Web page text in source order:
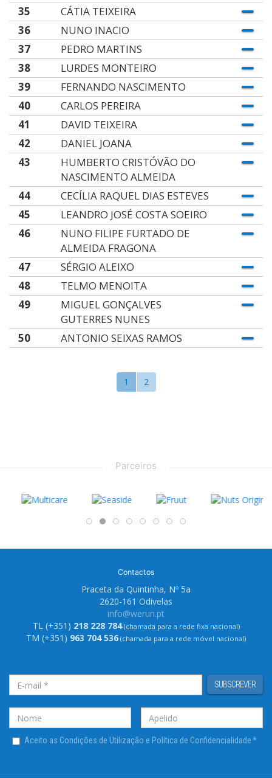
35
CÁTIA TEIXEIRA
36
NUNO INACIO
37
PEDRO MARTINS
38
LURDES MONTEIRO
39
FERNANDO NASCIMENTO
40
CARLOS PEREIRA
41
DAVID TEIXEIRA
42
DANIEL JOANA
43
HUMBERTO CRISTÓVÃO DO
NASCIMENTO ALMEIDA
44
CECÍLIA RAQUEL DIAS ESTEVES
45
LEANDRO JOSÉ COSTA SOEIRO
46
NUNO FILIPE FURTADO DE
ALMEIDA FRAGONA
47
SÉRGIO ALEIXO
48
TELMO MENOITA
49
MIGUEL GONÇALVES
GUTERRES NUNES
50
ANTONIO SEIXAS RAMOS
1 2
Parceiros
Contactos
Praceta da Quintinha, Nº 5a
2620-161 Odivelas
info@werun.pt
TL (+351) 218 228 784(chamada para a rede fixa nacional)
TM (+351) 963 704 536 (chamada para a rede móvel nacional)
SUBSCREVER
Aceito as Condições de Utilização e Política de Confidencialidade*